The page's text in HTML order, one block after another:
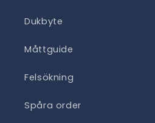
Dukbyte
Måttguide
Felsökning
Spåra order